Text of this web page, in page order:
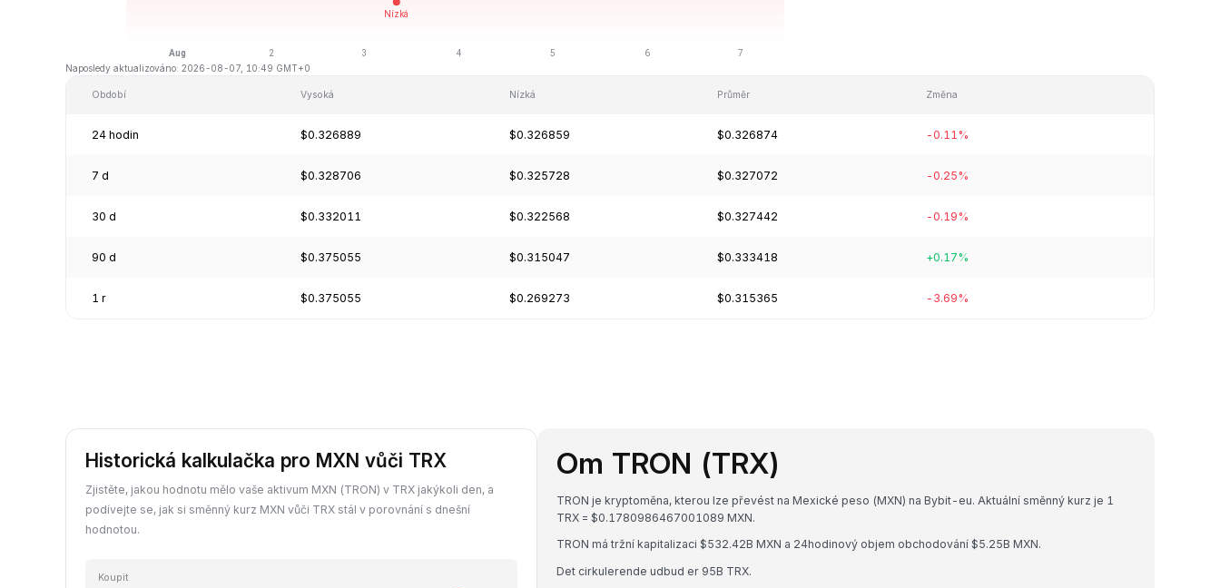
Naposledy aktualizováno: 2026-08-07, 10:49 GMT+0
Období Vysoká Nízká Průměr Změna
24 hodin $0.326889 $0.326859 $0.326874 -0.11%
7 d $0.328706 $0.325728 $0.327072 -0.25%
30 d $0.332011 $0.322568 $0.327442 -0.19%
90 d $0.375055 $0.315047 $0.333418 +0.17%
1 r $0.375055 $0.269273 $0.315365 -3.69%
Historická kalkulačka pro MXN vůči TRX
Zjistěte, jakou hodnotu mělo vaše aktivum MXN (TRON) v TRX jakýkoli den, a
podívejte se, jak si směnný kurz MXN vůči TRX stál v porovnání s dnešní
hodnotou.
Koupit
Om TRON (TRX)
TRON je kryptoměna, kterou lze převést na Mexické peso (MXN) na Bybit-eu. Aktuální směnný kurz je 1
TRX = $0.1780986467001089 MXN.
TRON má tržní kapitalizaci $532.42B MXN a 24hodinový objem obchodování $5.25B MXN.
Det cirkulerende udbud er 95B TRX.